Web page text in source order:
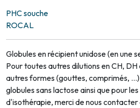
PHC souche
ROCAL
Globules en récipient unidose (en une
Pour toutes autres dilutions en CH,
autres formes (gouttes, comprimés, …)
globules sans lactose ainsi que pour
d'isothérapie, merci de nous contacter